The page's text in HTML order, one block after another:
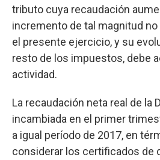
tributo cuya recaudación
incremento de tal magnitud no
el presente ejercicio, y su
resto de los impuestos, debe
actividad.
La recaudación neta real de la
incambiada en el primer
a igual período de 2017, en
considerar los certificados de